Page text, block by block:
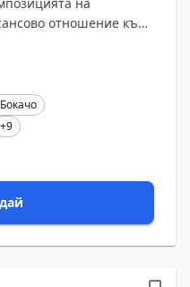
за трите
отношение към
+9